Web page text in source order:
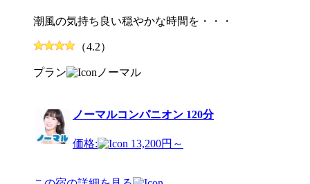
潮風の気持ち良い穏やかな時間を・・・
（4.2）
プラン ノーマル
ノーマルコンパニオン 120分
価格: 13,200円～